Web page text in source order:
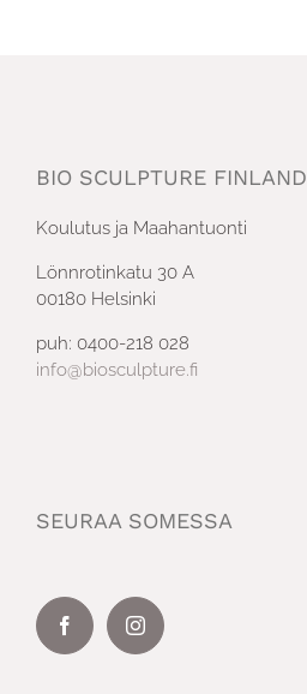
BIO SCULPTURE
Koulutus ja Maahantuonti
Lönnrotinkatu 30 A
00180 Helsinki
puh: 0400-218 028
info@biosculpture.fi
SEURAA SOMESSA